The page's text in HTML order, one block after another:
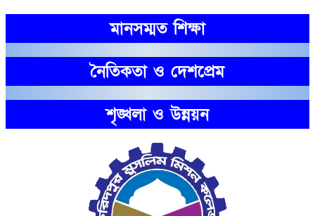
মানসম্মত শিক্ষা
নৈতিকতা ও দেশপ্রেম
শৃঙ্খলা ও উন্নয়ন